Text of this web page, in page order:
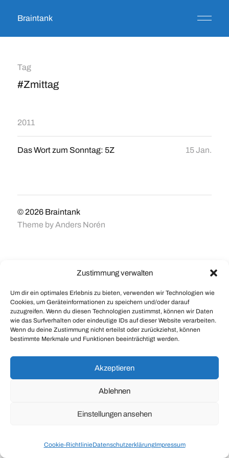
Zustimmung verwalten
Um dir ein optimales Erlebnis zu bieten, verwenden wir Technologien wie
Cookies, um Geräteinformationen zu speichern und/oder darauf
zuzugreifen. Wenn du diesen Technologien zustimmst, können wir Daten
wie das Surfverhalten oder eindeutige IDs auf dieser Website verarbeiten.
Wenn du deine Zustimmung nicht erteilst oder zurückziehst, können
bestimmte Merkmale und Funktionen beeinträchtigt werden.
Akzeptieren
Ablehnen
Einstellungen ansehen
Cookie-RichtlinieDatenschutzerklärungImpressum
Braintank
Tag
#Zmittag
2011
Das Wort zum Sonntag: 5Z 15 Jan.
© 2026 Braintank
Theme byAnders Norén